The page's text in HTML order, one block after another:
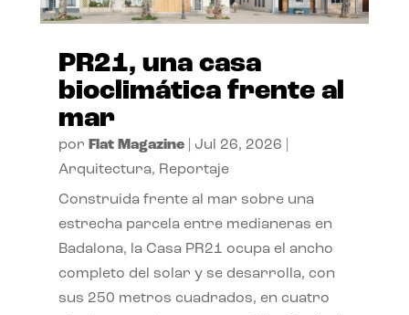
PR21, una casa
bioclimática frente al
mar
por Flat Magazine| Jul 26, 2026
Arquitectura, Reportaje
Construida frente al mar sobre una
estrecha parcela entre medianeras en
Badalona, la Casa PR21 ocupa el ancho
completo del solar y se desarrolla, con
sus 250 metros cuadrados, en cuatro